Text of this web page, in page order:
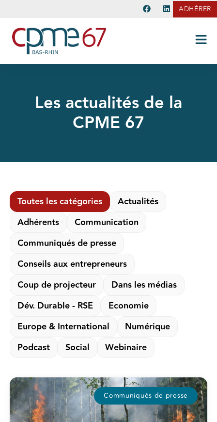
ADHÉRER
Les actualités de la
CPME 67
Actualités
Adhérents
Communication
Communiqués de presse
Conseils aux entrepreneurs
Coup de projecteur
Dans les médias
Dév. Durable - RSE
Economie
Europe & International
Numérique
Podcast
Social Webinaire
Toutes les catégories
Communiqués de presse